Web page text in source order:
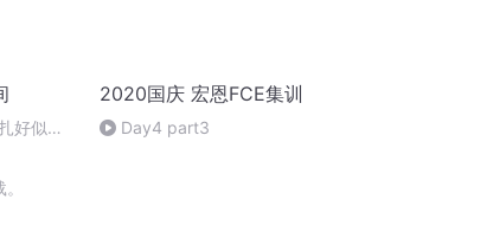
好似温
2020国庆 宏恩FCE集训
Day4 part3